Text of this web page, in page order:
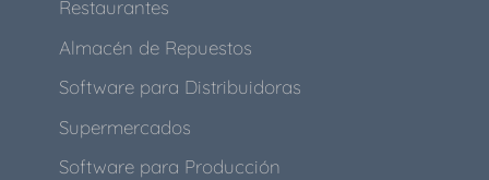
Restaurantes
Almacén de Repuestos
Software para Distribuidoras
Supermercados
Software para Producción